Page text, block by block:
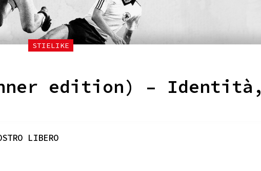
STIELIKE
edition) – Identità,
LIBERO